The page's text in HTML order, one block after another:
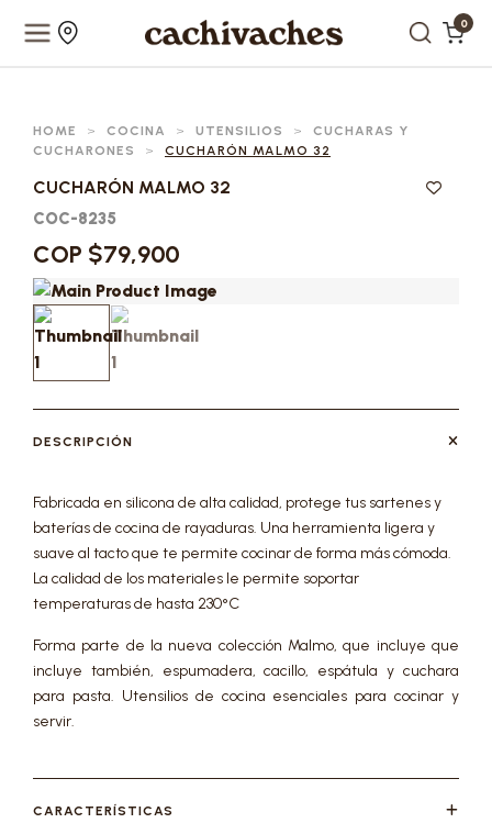
0
HOME > COCINA > UTENSILIOS >
CUCHARAS Y
CUCHARONES
> CUCHARÓN MALMO 32
CUCHARÓN MALMO 32
COC-8235
COP $79,900
DESCRIPCIÓN
Fabricada en silicona de alta calidad, protege tus sartenes y
baterías de cocina de rayaduras. Una herramienta ligera y
suave al tacto que te permite cocinar de forma más cómoda.
La calidad de los materiales le permite soportar
temperaturas de hasta 230°C
Forma parte de la nueva colección Malmo, que incluye que
incluye también, espumadera, cacillo, espátula y cuchara
para pasta. Utensilios de cocina esenciales para cocinar y
servir.
CARACTERÍSTICAS